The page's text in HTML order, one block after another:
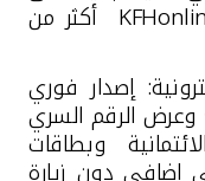
أكثر من
إصدار فوري
وعرض الرقم السري
وبطاقات
دون زيارة